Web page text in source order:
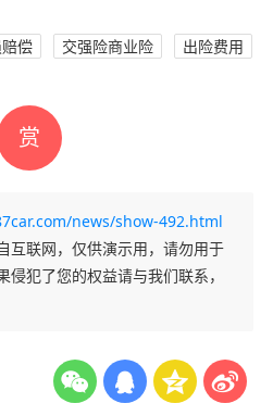
偿 交强险商业险
出险费用
赏
news/show-492.html
互联网，仅供演示用，请勿用于
犯了您的权益请与我们联系，